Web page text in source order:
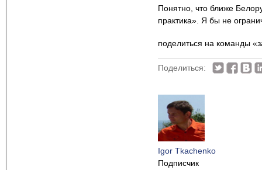
Понятно, что ближе
практика». Я бы не
поделиться на команды
Поделиться:
Igor Tkachenko
Подписчик